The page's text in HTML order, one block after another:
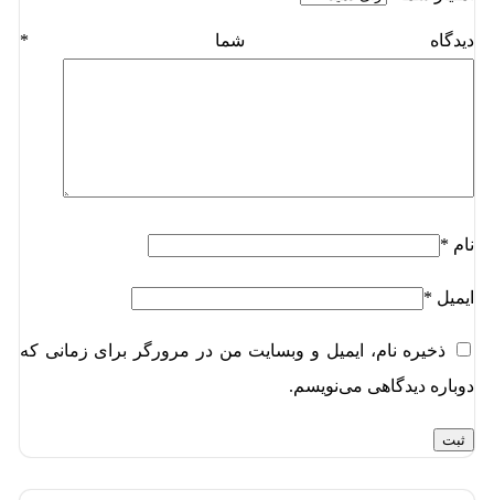
دیدگاه شما *
نام *
ایمیل *
ذخیره نام، ایمیل و وبسایت من در مرورگر برای زمانی که
دوباره دیدگاهی می‌نویسم.